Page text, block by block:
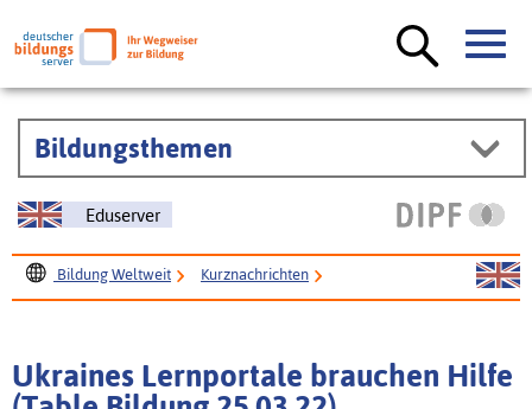
Bildungsthemen
Eduserver
Bildung Weltweit Kurznachrichten
Ukraines Lernportale brauchen Hilfe